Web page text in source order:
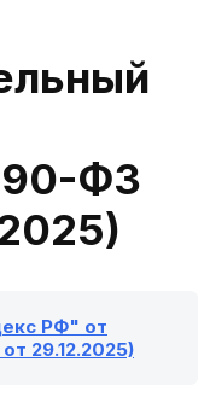
ФЗ
РФ" от
29.12.2025)